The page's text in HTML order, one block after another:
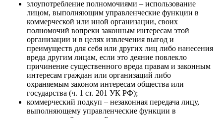
злоупотребление полномочиями – использование
лицом, выполняющим управленческие функции в
коммерческой или иной организации, своих
полномочий вопреки законным интересам этой
организации и в целях извлечения выгод и
преимуществ для себя или других лиц либо нанесения
вреда другим лицам, если это деяние повлекло
причинение существенного вреда правам и законным
интересам граждан или организаций либо
охраняемым законом интересам общества или
государства (ч. 1 ст. 201 УК РФ);
коммерческий подкуп – незаконная передача лицу,
выполняющему управленческие функции в